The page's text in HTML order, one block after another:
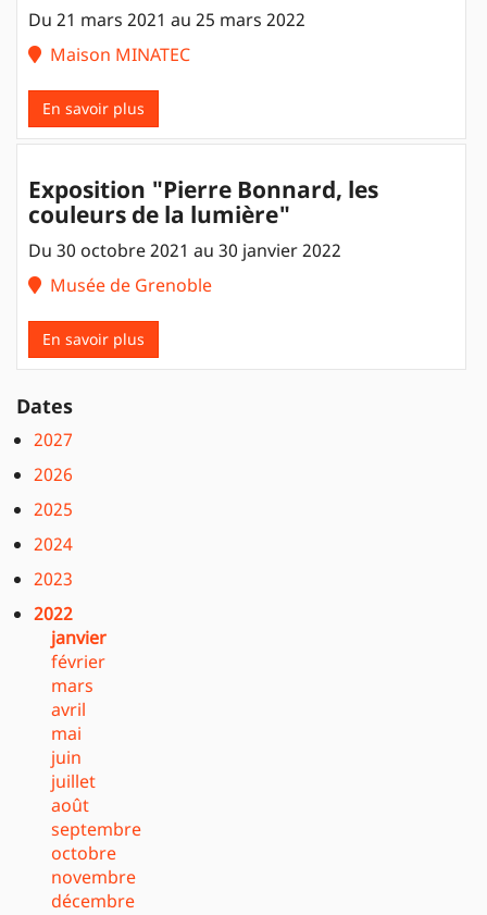
Du 21 mars 2021 au 25 mars 2022
Maison MINATEC
En savoir plus
Exposition "Pierre Bonnard, les
couleurs de la lumière"
Du 30 octobre 2021 au 30 janvier 2022
Musée de Grenoble
En savoir plus
Dates
2027
2026
2025
2024
2023
2022
janvier
février
mars
avril
mai
juin
juillet
août
septembre
octobre
novembre
décembre